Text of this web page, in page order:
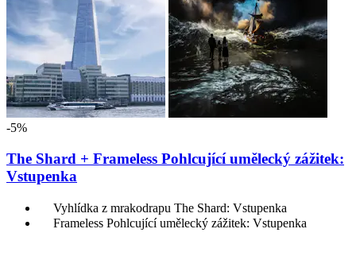
-5%
The Shard + Frameless Pohlcující umělecký zážitek:
Vstupenka
Vyhlídka z mrakodrapu The Shard: Vstupenka
Frameless Pohlcující umělecký zážitek: Vstupenka